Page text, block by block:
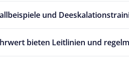
und
bieten Leitlinien und